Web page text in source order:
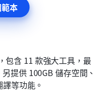
本
包含 11 款強大工具，最
提供 100GB 儲存空間、
等功能。